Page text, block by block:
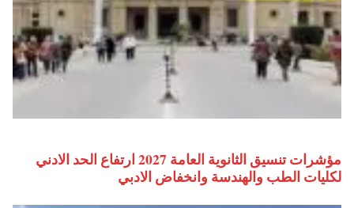
مؤشرات تنسيق الثانوية العامة 2027 ارتفاع الحد الادني
لكليات الطب والهندسة وانخفاض الادبي